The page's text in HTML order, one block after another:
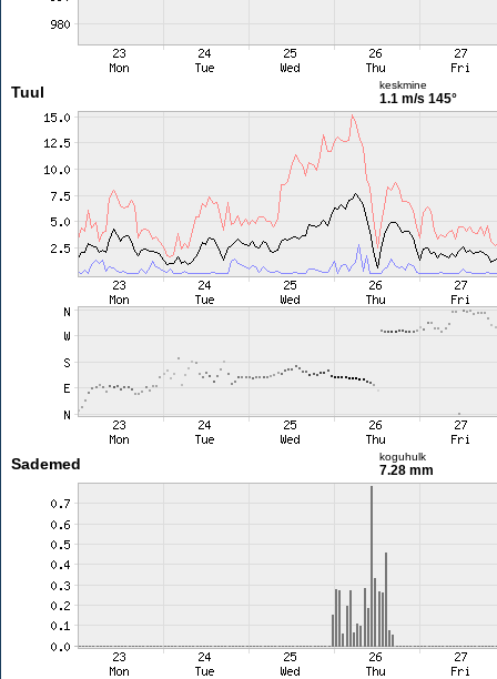
Tuul keskmine
1.1 m/s 145°
Sademed koguhulk
7.28 mm